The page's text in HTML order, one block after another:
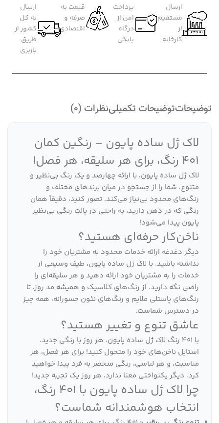
ارسال
مستقیم
از
کارخانه
پرداخت
امن از
درگاه
بانکی
قیمت به
صرفه و
اقتصادی
ارسال
به کل
کشور از
طریق
باربری
توضیحاتتوضیحات تکمیلینظرات (0)
لاک ژل ساده پایون – رنگین کمان
401 رنگ، برای هر سلیقه، هر فصل!
لاک ژل ساده پایون، با ارائه چهارصد و یک رنگ بی‌نظیر و
متنوع، شما را از جستجو در میان برندهای مختلف و
رنگ‌های محدود بی‌نیاز می‌کند. تصور کنید، دقیقاً همان
رنگی که در ذهن دارید، به راحتی در پالت رنگی بی‌نظیر
پایون پیدا می‌شود!
ناخن‌کار حرفه‌ای هستید؟
دیگر دغدغه ارائه خدمات محدود به مشتریان خود را
نداشته باشید. با لاک ژل ساده پایون، طیف وسیعی از
خدمات را به مشتریان خود ارائه دهید و هر سلیقه‌ای را
راضی نگه دارید. از رنگ‌های کلاسیک و همیشه مد روز، تا
رنگ‌های پاستلی ملایم و رنگ‌های نئون جسورانه، همه چیز
در دسترس شماست.
عاشق تنوع و تغییر هستید؟
با 401 رنگ لاک ژل ساده پایون، هر روز با رنگی جدید،
استایل ناخن‌های خود را متحول کنید! برای هر فصل، هر
مناسبت، و هر لباسی، رنگی منحصر به فرد پیدا خواهید
کرد. دیگر یکنواختی معنا ندارد، هر روز یک تجربه جدید!
چرا لاک ژل ساده پایون با 401 رنگ،
انتخاب هوشمندانه شماست؟